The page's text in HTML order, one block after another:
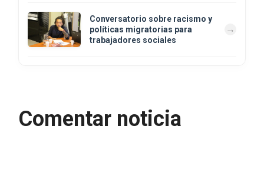
Conversatorio sobre racismo y
políticas migratorias para
trabajadores sociales
Comentar noticia